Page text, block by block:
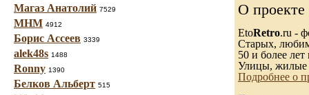
Магаз Анатолий 7529
МНМ 4912
Борис Ассеев 3339
alek48s 1488
Ronny 1390
Белков Альберт 515
О проекте
EtoRetro.ru -
Старых,
50 и более лет
Улицы, жилые
Подробнее о